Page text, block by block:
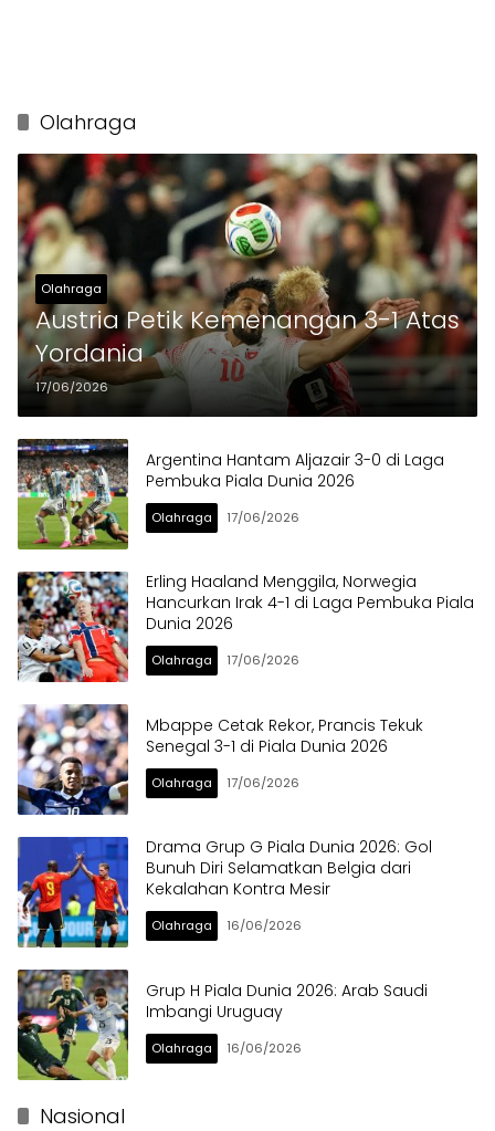
Olahraga
Olahraga
Austria Petik Kemenangan 3-1 Atas
Yordania
17/06/2026
Argentina Hantam Aljazair 3-0 di Laga
Pembuka Piala Dunia 2026
Olahraga 17/06/2026
Erling Haaland Menggila, Norwegia
Hancurkan Irak 4-1 di Laga Pembuka Piala
Dunia 2026
Olahraga 17/06/2026
Mbappe Cetak Rekor, Prancis Tekuk
Senegal 3-1 di Piala Dunia 2026
Olahraga 17/06/2026
Drama Grup G Piala Dunia 2026: Gol
Bunuh Diri Selamatkan Belgia dari
Kekalahan Kontra Mesir
Olahraga 16/06/2026
Grup H Piala Dunia 2026: Arab Saudi
Imbangi Uruguay
Olahraga 16/06/2026
Nasional